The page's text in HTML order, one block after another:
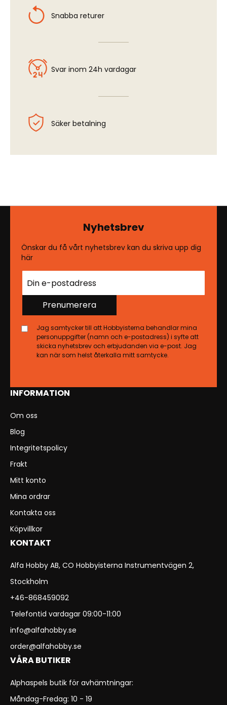
Snabba returer
Svar inom 24h vardagar
Säker betalning
INFORMATION
Om oss
Blog
Integritetspolicy
Frakt
Mitt konto
Mina ordrar
Kontakta oss
Köpvillkor
KONTAKT
Alfa Hobby AB, CO Hobbyisterna Instrumentvägen 2,
Stockholm
+46-868459092
Telefontid vardagar 09:00-11:00
info@alfahobby.se
order@alfahobby.se
VÅRA BUTIKER
Alphaspels butik för avhämtningar:
Måndag-Fredag: 10 - 19
Nyhetsbrev
Önskar du få vårt nyhetsbrev kan du skriva upp dig
här
Prenumerera
Jag samtycker till att Hobbyisterna behandlar mina
personuppgifter (namn och e-postadress) i syfte att
skicka nyhetsbrev och erbjudanden via e-post. Jag
kan när som helst återkalla mitt samtycke.